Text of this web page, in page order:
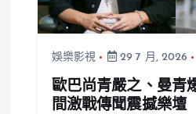
娛樂影視 29 7 月, 2026
歐巴尚青嚴之、曼青
間激戰傳聞震撼樂